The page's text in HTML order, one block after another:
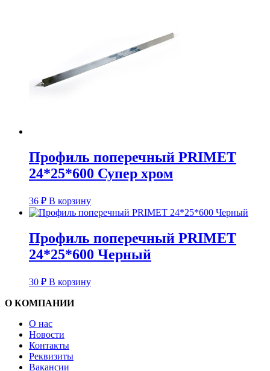
Профиль поперечный PRIMET
24*25*600 Супер хром
36 ₽ В корзину
Профиль поперечный PRIMET
24*25*600 Черный
30 ₽ В корзину
О КОМПАНИИ
О нас
Новости
Контакты
Реквизиты
Вакансии